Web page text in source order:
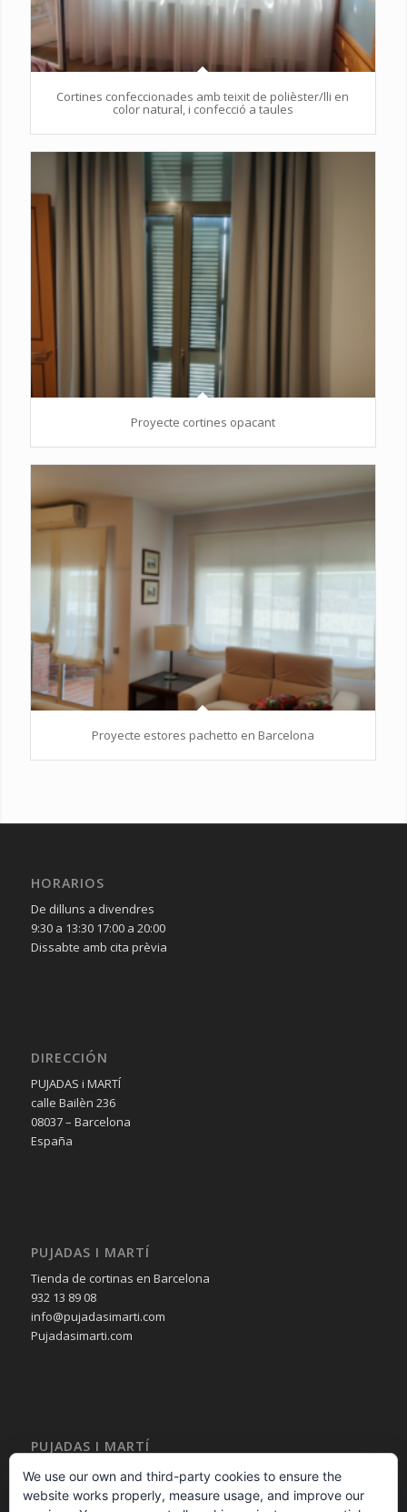
Cortines confeccionades amb teixit de polièster/lli en
color natural, i confecció a taules
Proyecte cortines opacant
Proyecte estores pachetto en Barcelona
HORARIOS
De dilluns a divendres
9:30 a 13:30 17:00 a 20:00
Dissabte amb cita prèvia
DIRECCIÓN
PUJADAS i MARTÍ
calle Bailèn 236
08037 – Barcelona
España
PUJADAS I MARTÍ
Tienda de cortinas en Barcelona
932 13 89 08
info@pujadasimarti.com
Pujadasimarti.com
PUJADAS I MARTÍ
Cortinas en Barcelona
Tendencia en cortinas
We use our own and third-party cookies to ensure the
website works properly, measure usage, and improve our